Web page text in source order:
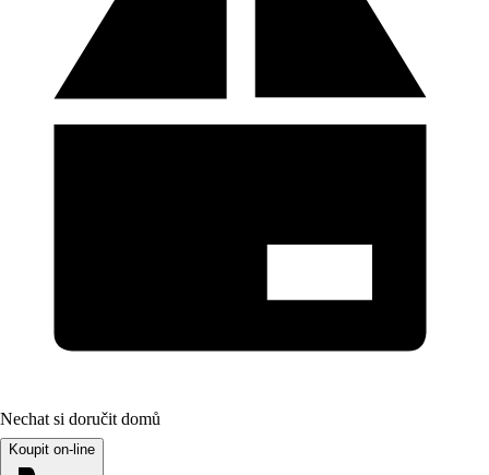
Nechat si doručit domů
Koupit on-line